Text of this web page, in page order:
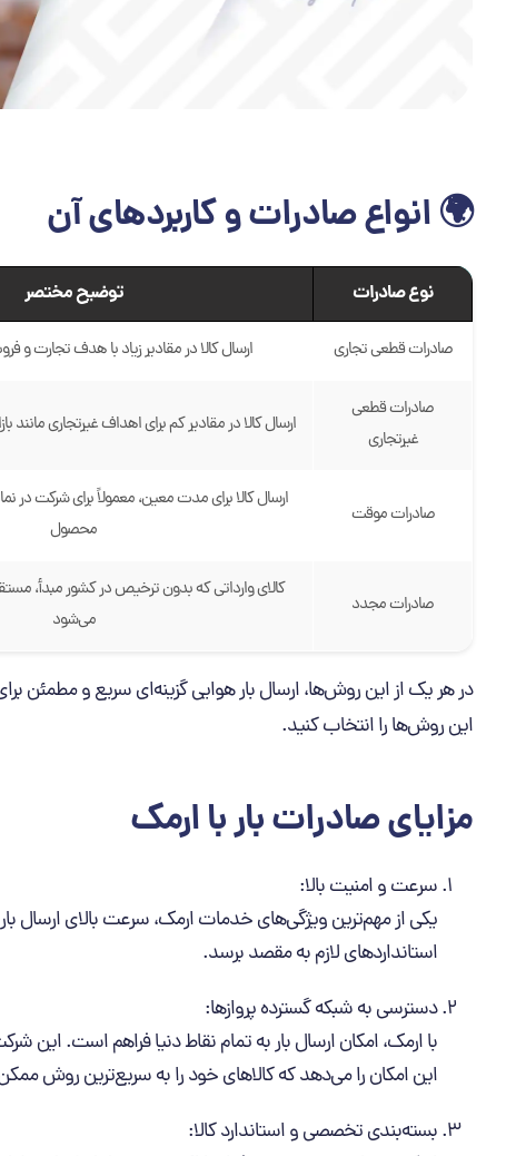
🌍 انواع صادرات و کاربردهای آن
نوع صادرات توضیح مختصر
صادرات قطعی تجاری ارسال کالا در مقادیر زیاد با هدف تجارت
صادرات قطعی
غیرتجاری
ارسال کالا در مقادیر کم برای اهداف غیرتجاری مانند
صادرات موقت
ارسال کالا برای مدت معین، معمولاً برای شرکت در
محصول
صادرات مجدد
کالای وارداتی که بدون ترخیص در کشور مبدأ،
می‌شود
در هر یک از این روش‌ها، ارسال بار هوایی گزینه‌ای سریع و مطمئن
این روش‌ها را انتخاب کنید.
مزایای صادرات بار با ارمک
سرعت و امنیت بالا:
یکی از مهم‌ترین ویژگی‌های خدمات ارمک، سرعت بالای ارسال
استانداردهای لازم به مقصد برسد.
دسترسی به شبکه گسترده پروازها:
با ارمک، امکان ارسال بار به تمام نقاط دنیا فراهم است. این
این امکان را می‌دهد که کالاهای خود را به سریع‌ترین روش
بسته‌بندی تخصصی و استاندارد کالا: